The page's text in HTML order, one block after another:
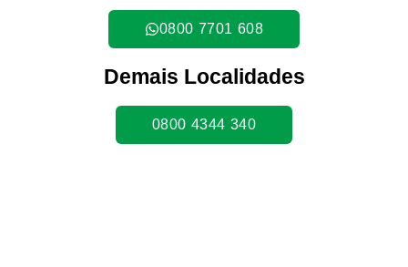
0800 7701 608
Demais Localidades
0800 4344 340